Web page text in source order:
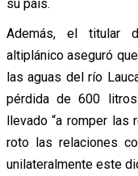
su país.
Además, el titular
altiplánico aseguró
las aguas del río
pérdida de 600
llevado “a romper las
roto las relaciones
unilateralmente este